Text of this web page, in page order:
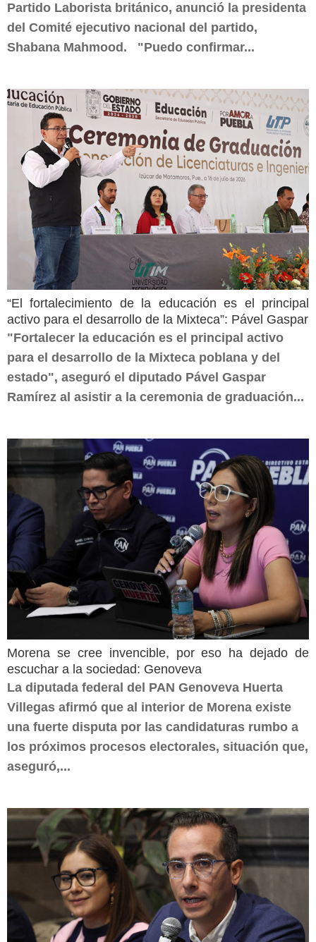
Partido Laborista británico, anunció la presidenta
del Comité ejecutivo nacional del partido,
Shabana Mahmood. "Puedo confirmar...
“El fortalecimiento de la educación es el principal
activo para el desarrollo de la Mixteca”: Pável Gaspar
"Fortalecer la educación es el principal activo
para el desarrollo de la Mixteca poblana y del
estado", aseguró el diputado Pável Gaspar
Ramírez al asistir a la ceremonia de graduación...
Morena se cree invencible, por eso ha dejado de
escuchar a la sociedad: Genoveva
La diputada federal del PAN Genoveva Huerta
Villegas afirmó que al interior de Morena existe
una fuerte disputa por las candidaturas rumbo a
los próximos procesos electorales, situación que,
aseguró,...